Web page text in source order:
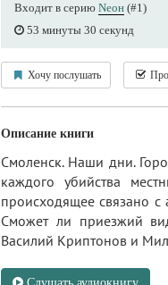
Входит в серию Nеон (#1)
53 минуты 30 секунд
Хочу послушать
Описание книги
Смоленск. Наши дни.
каждого убийства
происходящее связано
Сможет ли приезжий
Василий Криптонов и